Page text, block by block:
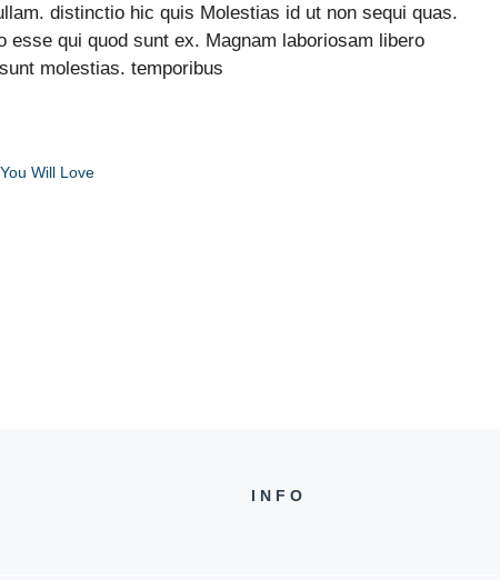
distinctio hic quis Molestias id ut non sequi quas.
esse qui quod sunt ex. Magnam laboriosam libero
molestias. temporibus
Will Love
INFO